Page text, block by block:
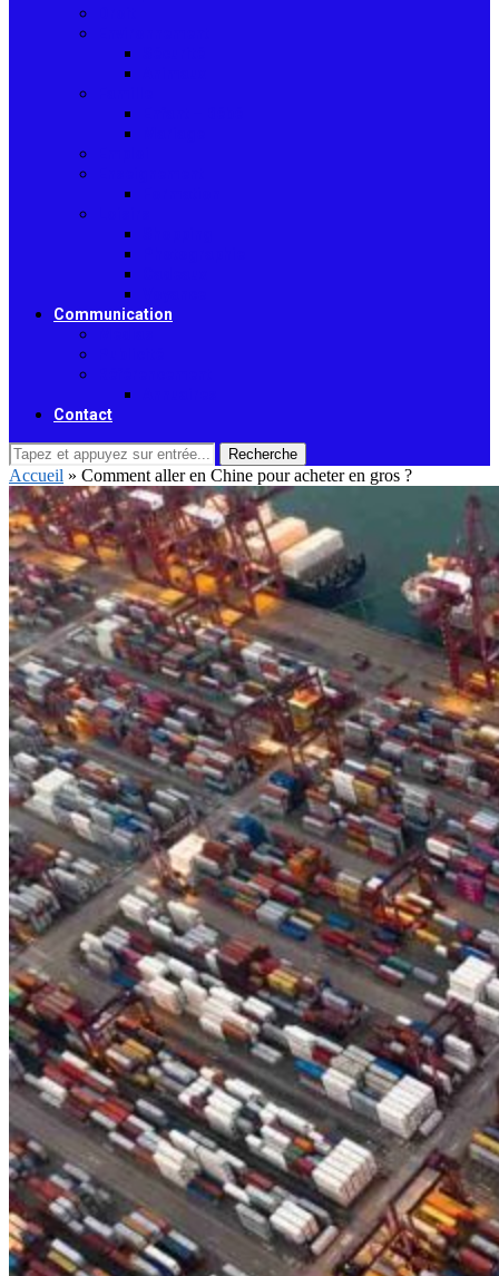
Communication
Contact
Recherche
Accueil » Comment aller en Chine pour acheter en gros ?